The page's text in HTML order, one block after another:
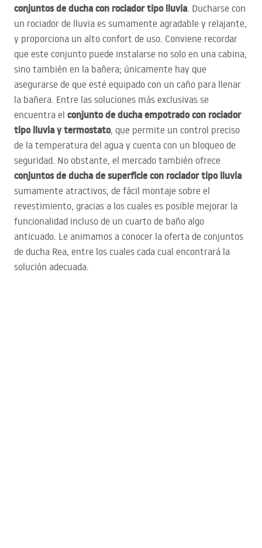
conjuntos de ducha con rociador tipo lluvia. Ducharse con
un rociador de lluvia es sumamente agradable y relajante,
y proporciona un alto confort de uso. Conviene recordar
que este conjunto puede instalarse no solo en una cabina,
sino también en la bañera; únicamente hay que
asegurarse de que esté equipado con un caño para llenar
la bañera. Entre las soluciones más exclusivas se
encuentra el conjunto de ducha empotrado con rociador
tipo lluvia y termostato, que permite un control preciso
de la temperatura del agua y cuenta con un bloqueo de
seguridad. No obstante, el mercado también ofrece
conjuntos de ducha de superficie con rociador tipo lluvia
sumamente atractivos, de fácil montaje sobre el
revestimiento, gracias a los cuales es posible mejorar la
funcionalidad incluso de un cuarto de baño algo
anticuado. Le animamos a conocer la oferta de conjuntos
de ducha Rea, entre los cuales cada cual encontrará la
solución adecuada.